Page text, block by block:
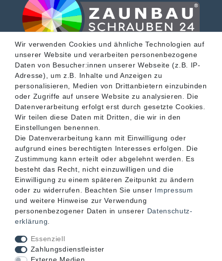
SERVICE
INFORMATIONEN
KONTAKT
Wir verwenden Cookies und ähnliche Technologien auf
unserer Website und verarbeiten personenbezogene
Daten von Besucher:innen unserer Webseite (z.B. IP-
Adresse), um z.B. Inhalte und Anzeigen zu
personalisieren, Medien von Drittanbietern einzubinden
oder Zugriffe auf unsere Website zu analysieren. Die
Datenverarbeitung erfolgt erst durch gesetzte Cookies.
Wir teilen diese Daten mit Dritten, die wir in den
Einstellungen benennen.
Die Datenverarbeitung kann mit Einwilligung oder
aufgrund eines berechtigten Interesses erfolgen. Die
Zustimmung kann erteilt oder abgelehnt werden. Es
besteht das Recht, nicht einzuwilligen und die
Einwilligung zu einem späteren Zeitpunkt zu ändern
oder zu widerrufen. Beachten Sie unser Impressum
und weitere Hinweise zur Verwendung
personenbezogener Daten in unserer Daten­schutz­
erklärung
Essenziell
Zahlungsdienstleister